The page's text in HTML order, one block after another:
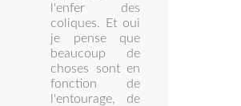
l'enfer des
coliques. Et oui
je pense que
beaucoup de
choses sont en
fonction de
l'entourage, de